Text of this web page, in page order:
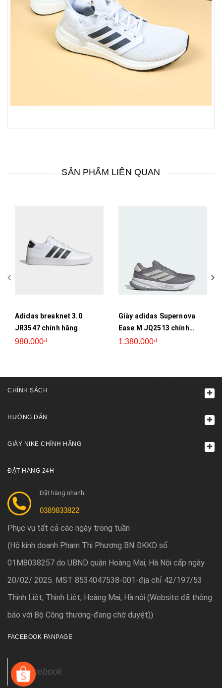
SẢN PHẨM LIÊN QUAN
Adidas breaknet 3.0
JR3547 chính hãng
980.000₫
Giày adidas Supernova
Ease M JQ2513 chính
hãng
1.380.000₫
CHÍNH SÁCH
HƯỚNG DẪN
GIÀY NIKE CHÍNH HÃNG
ĐẶT HÀNG 24H
Đặt hàng nhanh:
0389833822
Phục vụ tất cả các ngày trong tuần
(Hộ kinh doanh Phạm Thị Phương BN ĐKKD số
01M8038257 do UBND quận Hoàng Mai, Hà Nội cấp ngày
20/02/ 2025. MST 8534047538-001-địa chỉ 42/197/53
Thịnh Liệt, Thịnh Liệt, Hoàng Mai, Hà nội (Website đã thông
báo với Bộ Công thương-đang chờ duyệt))
FACEBOOK FANPAGE
Facebook